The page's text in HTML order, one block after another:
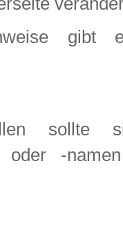
sollte
oder -